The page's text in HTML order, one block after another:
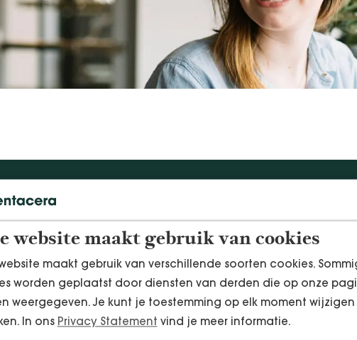
website maakt gebruik van cookies
maakt gebruik van verschillende soorten cookies.
worden geplaatst door diensten van derden die op onze
weergegeven. Je kunt je toestemming op elk moment
In ons Privacy Statement vind je meer informatie.